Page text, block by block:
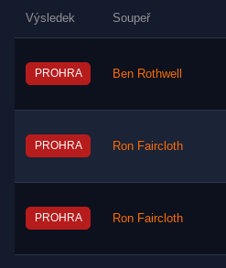
Výsledek Soupeř
PROHRA Ben Rothwell
PROHRA Ron Faircloth
PROHRA Ron Faircloth